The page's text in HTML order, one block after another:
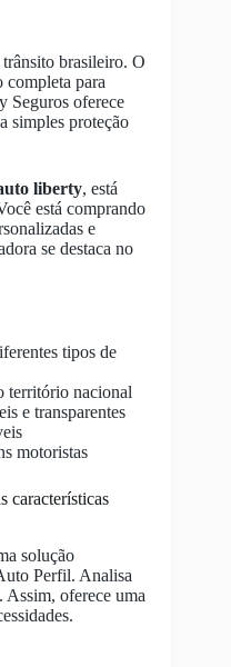
brasileiro. O
completa para
Seguros oferece
simples proteção
liberty, está
está comprando
e
se destaca no
tipos de
território nacional
e transparentes
motoristas
características
solução
Perfil. Analisa
Assim, oferece uma